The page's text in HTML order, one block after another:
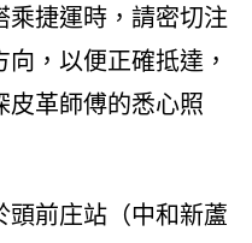
乘捷運時，請密切注
，以便正確抵達，
皮革師傅的悉心照
頭前庄站（中和新蘆